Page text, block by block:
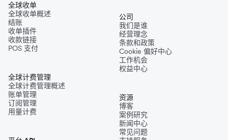
全球收单
全球收单概述
结账
收单插件
收款链接
POS 支付
全球计费管理
全球计费管理概述
账单管理
订阅管理
用量计费
公司
我们是谁
经营理念
条款和政策
Cookie 偏好中心
工作机会
权益中心
资源
博客
案例研究
新闻中心
常见问题